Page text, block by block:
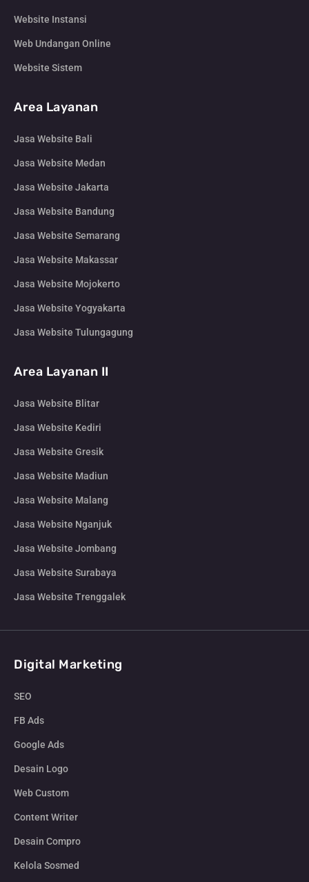
Website Instansi
Web Undangan Online
Website Sistem
Area Layanan
Jasa Website Bali
Jasa Website Medan
Jasa Website Jakarta
Jasa Website Bandung
Jasa Website Semarang
Jasa Website Makassar
Jasa Website Mojokerto
Jasa Website Yogyakarta
Jasa Website Tulungagung
Area Layanan II
Jasa Website Blitar
Jasa Website Kediri
Jasa Website Gresik
Jasa Website Madiun
Jasa Website Malang
Jasa Website Nganjuk
Jasa Website Jombang
Jasa Website Surabaya
Jasa Website Trenggalek
Digital Marketing
SEO
FB Ads
Google Ads
Desain Logo
Web Custom
Content Writer
Desain Compro
Kelola Sosmed